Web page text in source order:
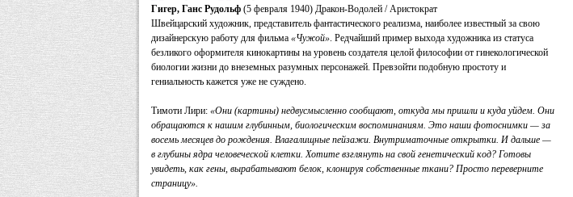
Гигер, Ганс Рудольф (5 февраля 1940) Дракон-Водолей / Аристократ
Швейцарский художник, представитель фантастического реализма, наиболее известный за свою
дизайнерскую работу для фильма «Чужой». Редчайший пример выхода художника из статуса
безликого оформителя кинокартины на уровень создателя целой философии от гинекологической
биологии жизни до внеземных разумных персонажей. Превзойти подобную простоту и
гениальность кажется уже не суждено.
Тимоти Лири: «Они (картины) недвусмысленно сообщают, откуда мы пришли и куда уйдем. Они
обращаются к нашим глубинным, биологическим воспоминаниям. Это наши фотоснимки — за
восемь месяцев до рождения. Влагалищные пейзажи. Внутриматочные открытки. И дальше —
в глубины ядра человеческой клетки. Хотите взглянуть на свой генетический код? Готовы
увидеть, как гены, вырабатывают белок, клонируя собственные ткани? Просто переверните
страницу».